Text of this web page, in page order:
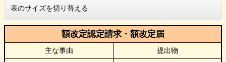
表のサイズを切り替える
額改定認定請求・額改定届
主な事由
提出物